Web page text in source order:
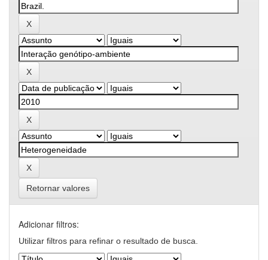
Retornar valores
Adicionar filtros:
Utilizar filtros para refinar o resultado de busca.